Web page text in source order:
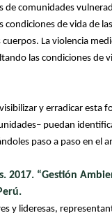
comunidades
condiciones de vida de
La violencia
las condiciones de
y erradicar esta
puedan
paso a paso en el
2017. “Gestión
y lideresas,